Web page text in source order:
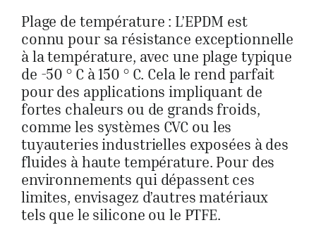
Plage de température : L’EPDM est
connu pour sa résistance exceptionnelle
à la température, avec une plage typique
de -50 ° C à 150 ° C. Cela le rend parfait
pour des applications impliquant de
fortes chaleurs ou de grands froids,
comme les systèmes CVC ou les
tuyauteries industrielles exposées à des
fluides à haute température. Pour des
environnements qui dépassent ces
limites, envisagez d’autres matériaux
tels que le silicone ou le PTFE.